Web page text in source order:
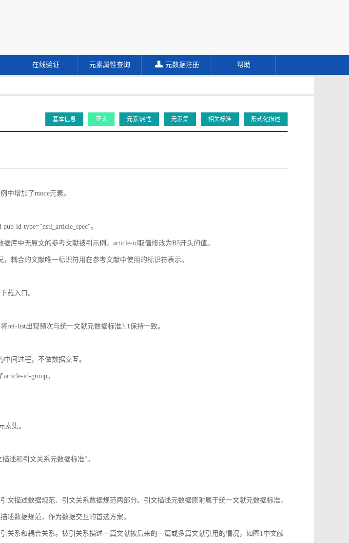
在线验证 元素属性查询 元数据注册 帮助
基本信息 正文 元素/属性 元素集 相关标准 形式化描述
中增加了mode元素。
id-type="nstl_article_spec"。
据库中无原文的参考文献被引示例，article-id取值修改为B5开头的值。
，耦合的文献唯一标识符用在参考文献中使用的标识符表示。
载入口。
ref-list出现频次与统一文献元数据标准3.1保持一致。
中间过程，不做数据交互。
id-group。
素集。
述和引文关系元数据标准”。
文描述数据规范、引文关系数据规范两部分。引文描述元数据原附属于统一文献元数据标准，
述数据规范，作为数据交互的首选方案。
关系和耦合关系。被引关系描述一篇文献被后来的一篇或多篇文献引用的情况，如图1中文献